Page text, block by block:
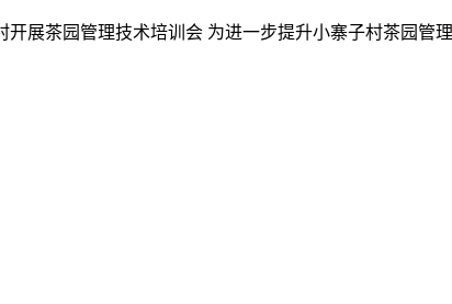
展茶园管理技术培训会 为进一步提升小寨子村茶园管